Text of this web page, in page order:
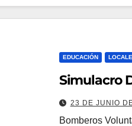
EDUCACIÓN
Simulacro
23 DE JUNIO
Bomberos